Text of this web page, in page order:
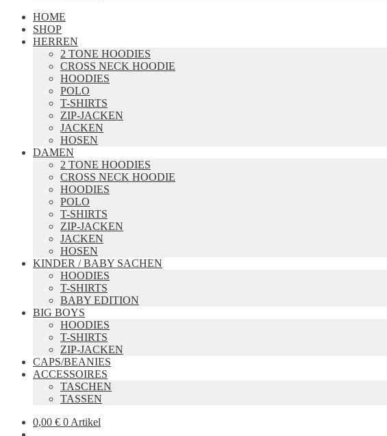
HOME
SHOP
HERREN
2 TONE HOODIES
CROSS NECK HOODIE
HOODIES
POLO
T-SHIRTS
ZIP-JACKEN
JACKEN
HOSEN
DAMEN
2 TONE HOODIES
CROSS NECK HOODIE
HOODIES
POLO
T-SHIRTS
ZIP-JACKEN
JACKEN
HOSEN
KINDER / BABY SACHEN
HOODIES
T-SHIRTS
BABY EDITION
BIG BOYS
HOODIES
T-SHIRTS
ZIP-JACKEN
CAPS/BEANIES
ACCESSOIRES
TASCHEN
TASSEN
0,00 € 0 Artikel